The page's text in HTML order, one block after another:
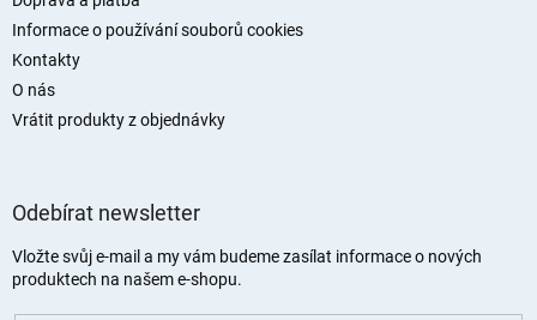
Informace o používání souborů cookies
Kontakty
O nás
Vrátit produkty z objednávky
Odebírat newsletter
Vložte svůj e-mail a my vám budeme zasílat informace o nových
produktech na našem e-shopu.